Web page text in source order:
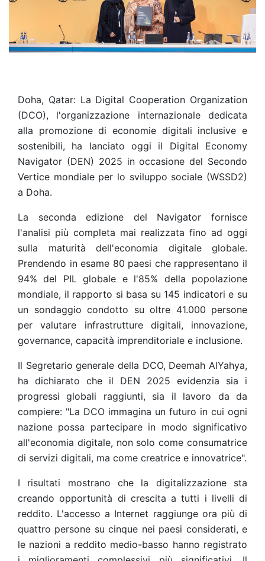
Doha, Qatar: La Digital Cooperation Organization
(DCO), l'organizzazione internazionale dedicata
alla promozione di economie digitali inclusive e
sostenibili, ha lanciato oggi il Digital Economy
Navigator (DEN) 2025 in occasione del Secondo
Vertice mondiale per lo sviluppo sociale (WSSD2)
a Doha.
La seconda edizione del Navigator fornisce
l'analisi più completa mai realizzata fino ad oggi
sulla maturità dell'economia digitale globale.
Prendendo in esame 80 paesi che rappresentano il
94% del PIL globale e l'85% della popolazione
mondiale, il rapporto si basa su 145 indicatori e su
un sondaggio condotto su oltre 41.000 persone
per valutare infrastrutture digitali, innovazione,
governance, capacità imprenditoriale e inclusione.
Il Segretario generale della DCO, Deemah AlYahya,
ha dichiarato che il DEN 2025 evidenzia sia i
progressi globali raggiunti, sia il lavoro da da
compiere: "La DCO immagina un futuro in cui ogni
nazione possa partecipare in modo significativo
all'economia digitale, non solo come consumatrice
di servizi digitali, ma come creatrice e innovatrice".
I risultati mostrano che la digitalizzazione sta
creando opportunità di crescita a tutti i livelli di
reddito. L'accesso a Internet raggiunge ora più di
quattro persone su cinque nei paesi considerati, e
le nazioni a reddito medio-basso hanno registrato